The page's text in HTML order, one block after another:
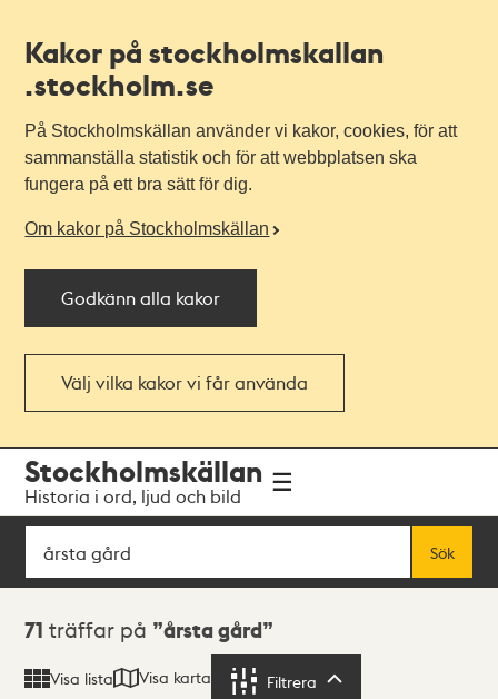
Kakor på stockholmskallan
.stockholm.se
På Stockholmskällan använder vi kakor, cookies, för att
sammanställa statistik och för att webbplatsen ska
fungera på ett bra sätt för dig.
Om kakor på Stockholmskällan
Godkänn alla kakor
Välj vilka kakor vi får använda
navigationen
huvudinnehållet
Stockholmskällan
Historia i ord, ljud och bild
Sök
Sök
Sökresultat
71 träffar på årsta gård
Visa lista Visa karta Filtrera